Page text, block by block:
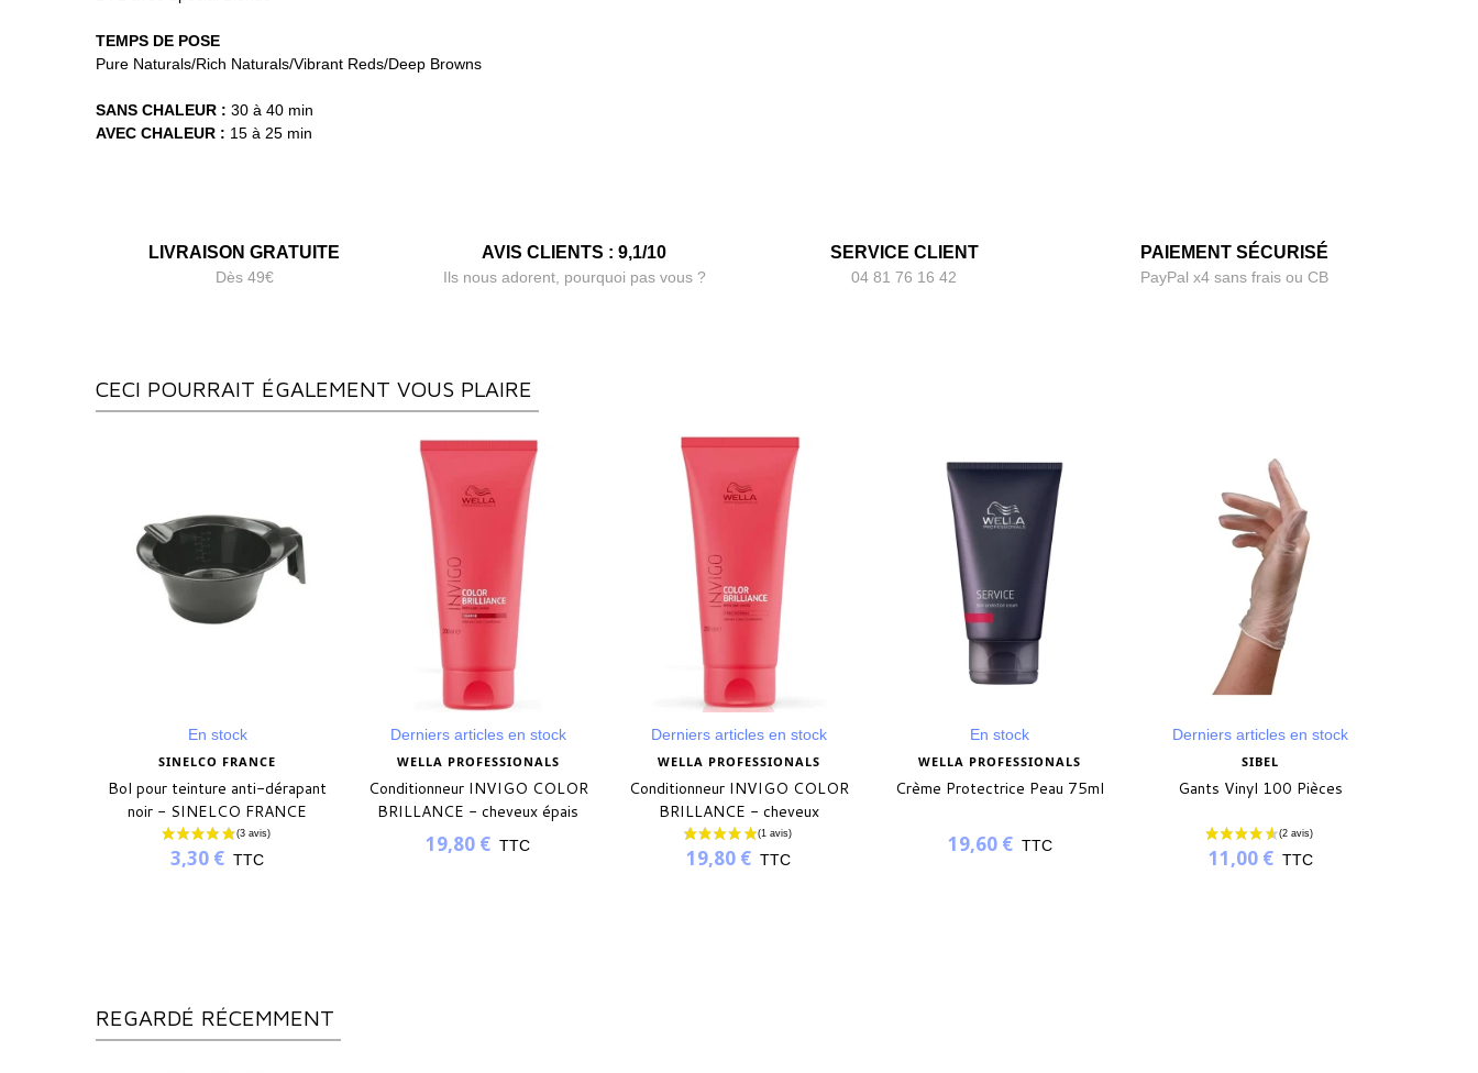
TEMPS DE POSE
Pure Naturals/Rich Naturals/Vibrant Reds/Deep Browns
SANS CHALEUR : 30 à 40 min
AVEC CHALEUR : 15 à 25 min
LIVRAISON GRATUITE
Dès 49€
AVIS CLIENTS : 9,1/10
Ils nous adorent, pourquoi pas vous ?
SERVICE CLIENT
04 81 76 16 42
PAIEMENT SÉCURISÉ
PayPal x4 sans frais ou CB
CECI POURRAIT ÉGALEMENT VOUS PLAIRE
En stock
SINELCO FRANCE
Bol pour teinture anti-dérapant
noir - SINELCO FRANCE
3,30 € TTC
Derniers articles en stock
WELLA PROFESSIONALS
Conditionneur INVIGO COLOR
BRILLANCE - cheveux épais
19,80 € TTC
Derniers articles en stock
WELLA PROFESSIONALS
Conditionneur INVIGO COLOR
BRILLANCE - cheveux
fins/normaux
19,80 € TTC
En stock
WELLA PROFESSIONALS
Crème Protectrice Peau 75ml
19,60 € TTC
Derniers articles en stock
SIBEL
Gants Vinyl 100 Pièces
11,00 € TTC
REGARDÉ RÉCEMMENT